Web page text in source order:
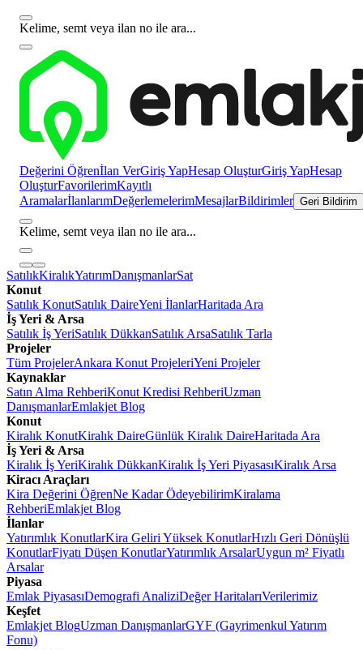
Kelime, semt veya ilan no ile ara...
Değerini Öğrenİlan VerGiriş YapHesap OluşturGiriş YapHesap
OluşturFavorilerimKayıtlı
AramalarİlanlarımDeğerlemelerimMesajlarBildirimler Geri Bildirim
Kelime, semt veya ilan no ile ara...
SatılıkKiralıkYatırımDanışmanlarSat
Konut
Satılık KonutSatılık DaireYeni İlanlarHaritada Ara
İş Yeri & Arsa
Satılık İş YeriSatılık DükkanSatılık ArsaSatılık Tarla
Projeler
Tüm ProjelerAnkara Konut ProjeleriYeni Projeler
Kaynaklar
Satın Alma RehberiKonut Kredisi RehberiUzman
DanışmanlarEmlakjet Blog
Konut
Kiralık KonutKiralık DaireGünlük Kiralık DaireHaritada Ara
İş Yeri & Arsa
Kiralık İş YeriKiralık DükkanKiralık İş Yeri PiyasasıKiralık Arsa
Kiracı Araçları
Kira Değerini ÖğrenNe Kadar ÖdeyebilirimKiralama
RehberiEmlakjet Blog
İlanlar
Yatırımlık KonutlarKira Geliri Yüksek KonutlarHızlı Geri Dönüşlü
KonutlarFiyatı Düşen KonutlarYatırımlık ArsalarUygun m² Fiyatlı
Arsalar
Piyasa
Emlak PiyasasıDemografi AnaliziDeğer HaritalarıVerilerimiz
Keşfet
Emlakjet BlogUzman DanışmanlarGYF (Gayrimenkul Yatırım
Fonu)